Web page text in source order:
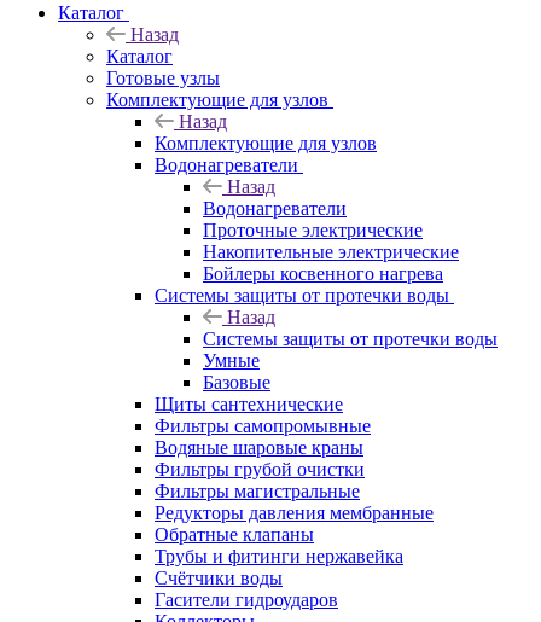
Каталог
Назад
Каталог
Готовые узлы
Комплектующие для узлов
Назад
Комплектующие для узлов
Водонагреватели
Назад
Водонагреватели
Проточные электрические
Накопительные электрические
Бойлеры косвенного нагрева
Системы защиты от протечки воды
Назад
Системы защиты от протечки воды
Умные
Базовые
Щиты сантехнические
Фильтры самопромывные
Водяные шаровые краны
Фильтры грубой очистки
Фильтры магистральные
Редукторы давления мембранные
Обратные клапаны
Трубы и фитинги нержавейка
Счётчики воды
Гасители гидроударов